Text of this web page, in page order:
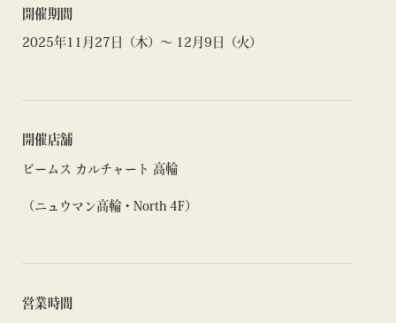
開催期間
2025年11月27日（木）〜 12月9日（火）
開催店舗
ビームス カルチャート 高輪
（ニュウマン高輪・North 4F）
営業時間